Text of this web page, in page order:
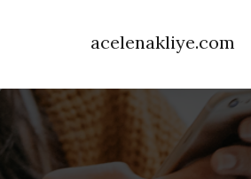
acelenakliye.com